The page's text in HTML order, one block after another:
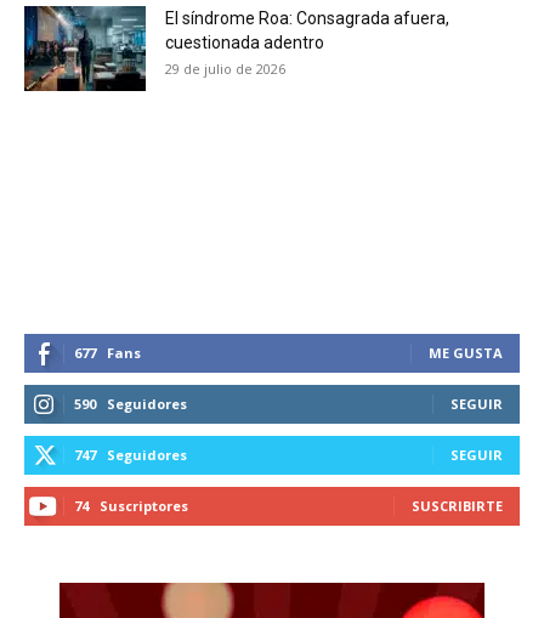
tobacco harm reduction in your email.
El síndrome Roa: Consagrada afuera,
cuestionada adentro
29 de julio de 2026
677 Fans ME GUSTA
590 Seguidores SEGUIR
747 Seguidores SEGUIR
74 Suscriptores SUSCRIBIRTE